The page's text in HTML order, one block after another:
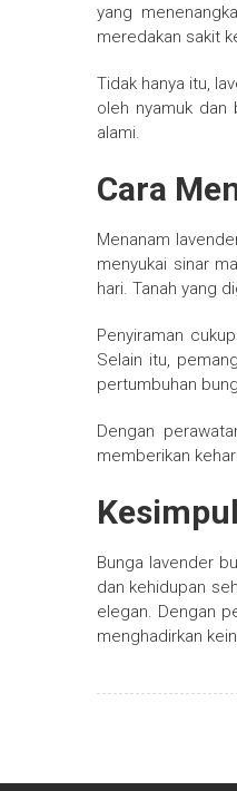
yang
meredakan sakit
Tidak hanya itu,
oleh nyamuk dan
alami.
Cara
Menanam
menyukai sinar
hari. Tanah yang
Penyiraman
Selain itu,
pertumbuhan
Dengan
memberikan
Bunga lavender
dan kehidupan
elegan. Dengan
menghadirkan